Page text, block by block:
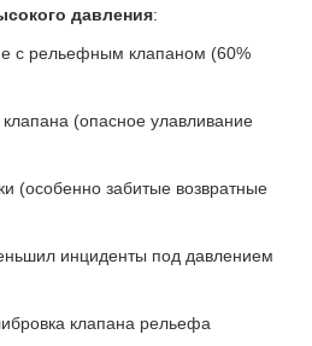
давления:
с рельефным клапаном (60%
(опасное улавливание
(особенно забитые возвратные
инциденты под давлением
клапана рельефа